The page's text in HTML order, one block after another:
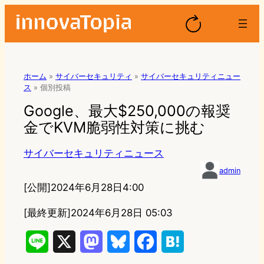
ホーム » サイバーセキュリティ » サイバーセキュリティニュー
ス » 個別投稿
Google、最大$250,000の報奨
金でKVM脆弱性対策に挑む
サイバーセキュリティニュース
admin
[公開]2024年6月28日4:00
[最終更新]2024年6月28日 05:03